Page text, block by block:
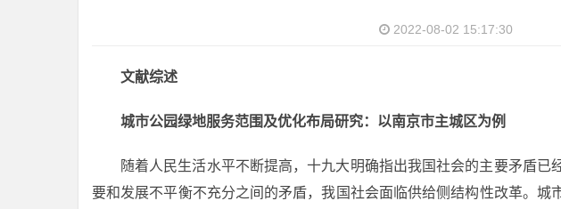
2022-08-02 15:17:30
文献综述
城市公园绿地服务范围及优化布局研究：以南京市主城区为例
随着人民生活水平不断提高，十九大明确指出我国社会的主要矛盾已
要和发展不平衡不充分之间的矛盾，我国社会面临供给侧结构性改革。城